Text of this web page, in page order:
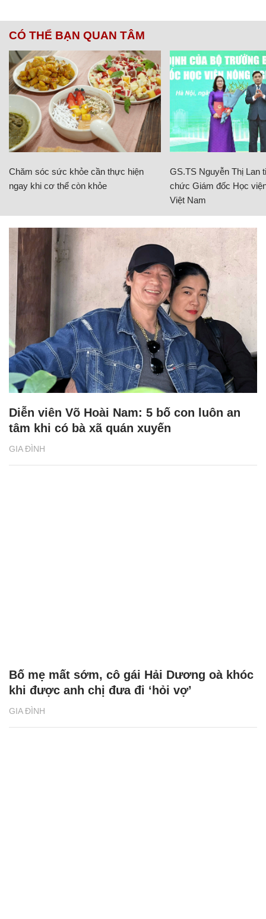
CÓ THỂ BẠN QUAN TÂM
Chăm sóc sức khỏe cần thực hiện
ngay khi cơ thể còn khỏe
GS.TS Nguyễn Thị Lan
chức Giám đốc Học
Việt Nam
GIA ĐÌNH
Diễn viên Võ Hoài Nam: 5 bố con luôn an
tâm khi có bà xã quán xuyến
GIA ĐÌNH
Bố mẹ mất sớm, cô gái Hải Dương oà khóc
khi được anh chị đưa đi ‘hỏi vợ’